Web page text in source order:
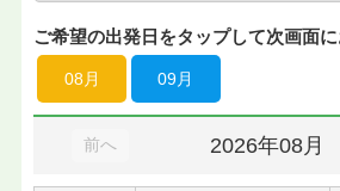
ご希望の出発日をタップして次画面に
08月 09月
前へ 2026年08月